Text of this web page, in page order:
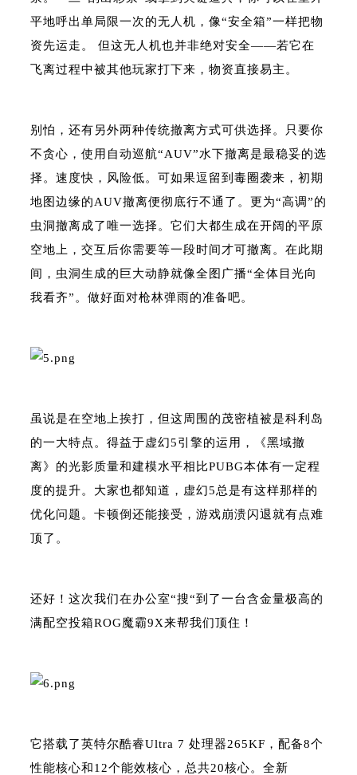
平地呼出单局限一次的无人机，像“安全箱”一样把物
资先运走。 但这无人机也并非绝对安全——若它在
飞离过程中被其他玩家打下来，物资直接易主。
别怕，还有另外两种传统撤离方式可供选择。只要你
不贪心，使用自动巡航“AUV”水下撤离是最稳妥的选
择。速度快，风险低。可如果逗留到毒圈袭来，初期
地图边缘的AUV撤离便彻底行不通了。更为“高调”的
虫洞撤离成了唯一选择。它们大都生成在开阔的平原
空地上，交互后你需要等一段时间才可撤离。在此期
间，虫洞生成的巨大动静就像全图广播“全体目光向
我看齐”。做好面对枪林弹雨的准备吧。
虽说是在空地上挨打，但这周围的茂密植被是科利岛
的一大特点。得益于虚幻5引擎的运用，《黑域撤
离》的光影质量和建模水平相比PUBG本体有一定程
度的提升。大家也都知道，虚幻5总是有这样那样的
优化问题。卡顿倒还能接受，游戏崩溃闪退就有点难
顶了。
还好！这次我们在办公室“搜“到了一台含金量极高的
满配空投箱ROG魔霸9X来帮我们顶住！
它搭载了英特尔酷睿Ultra 7 处理器265KF，配备8个
性能核心和12个能效核心，总共20核心。全新